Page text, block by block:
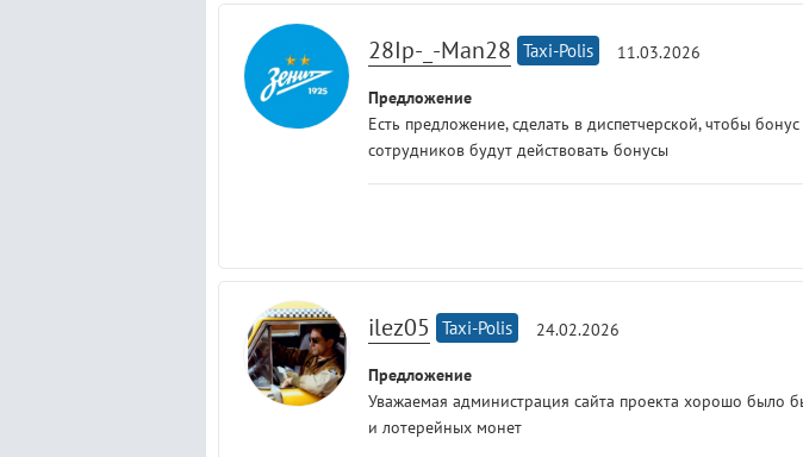
28Ip-_-Man28 Taxi-Polis 11.03.2026
Предложение
Есть предложение, сделать в диспетчерской, чтобы
сотрудников будут действовать бонусы
ilez05 Taxi-Polis 24.02.2026
Предложение
Уважаемая администрация сайта проекта хорошо
и лотерейных монет